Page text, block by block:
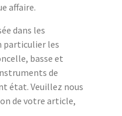
affaire.
dans les
particulier les
basse et
de
état. Veuillez nous
de votre article,